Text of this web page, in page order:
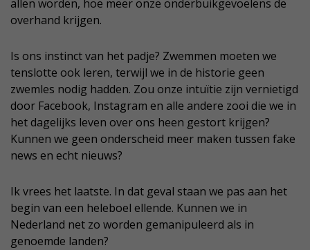
allen worden, hoe meer onze onderbuikgevoelens de
overhand krijgen.
Is ons instinct van het padje? Zwemmen moeten we
tenslotte ook leren, terwijl we in de historie geen
zwemles nodig hadden. Zou onze intuïtie zijn vernietigd
door Facebook, Instagram en alle andere zooi die we in
het dagelijks leven over ons heen gestort krijgen?
Kunnen we geen onderscheid meer maken tussen fake
news en echt nieuws?
Ik vrees het laatste. In dat geval staan we pas aan het
begin van een heleboel ellende. Kunnen we in
Nederland net zo worden gemanipuleerd als in
genoemde landen?